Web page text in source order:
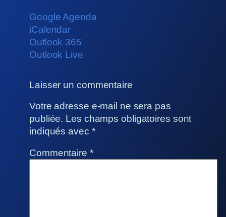
Google Agenda
iCalendar
Outlook 365
Outlook Live
Laisser un commentaire
Votre adresse e-mail ne sera pas
publiée. Les champs obligatoires sont
indiqués avec *
Commentaire *